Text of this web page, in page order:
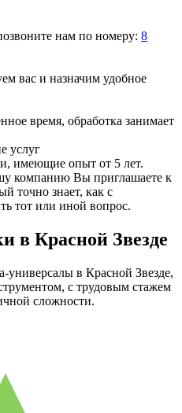
нам по номеру: 8
вас и назначим удобное
время, обработка занимает
услуг
имеющие опыт от 5 лет.
компанию Вы приглашаете к
точно знает, как с
тот или иной вопрос.
в Красной Звезде
универсалы в Красной Звезде,
с трудовым стажем
сложности.